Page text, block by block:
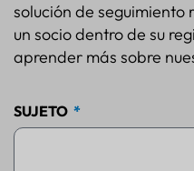
solución de seguimiento
un socio dentro de su
aprender más sobre
SUJETO